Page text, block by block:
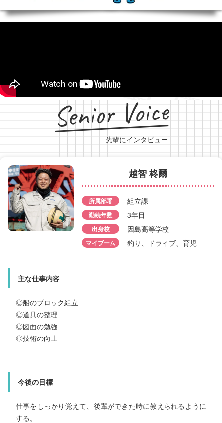
Senior Voice
先輩にインタビュー
越智 柊爾
所属部署 組立課
勤続年数 3年目
出身校 因島高等学校
マイブーム 釣り、ドライブ、育児
主な仕事内容
◎船のブロック組立
◎道具の整理
◎図面の勉強
◎技術の向上
今後の目標
仕事をしっかり覚えて、後輩ができた時に教えられるように
する。
曲げ加工課
勤続年数
出身校 香川県立高瀬高等学
主な仕事内容
◎鋼板の曲げ加工
様々な鋼板を加工できるようになりたい。